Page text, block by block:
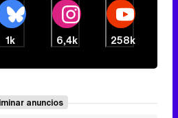
1k 6,4k 258k
anuncios